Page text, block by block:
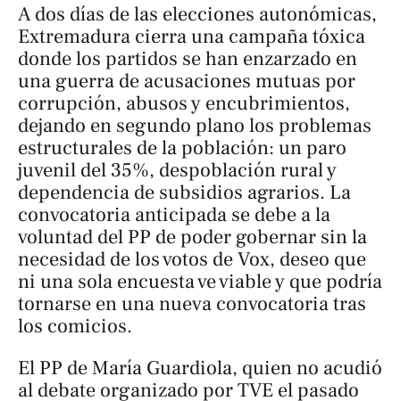
A dos días de las elecciones autonómicas,
Extremadura cierra una campaña tóxica
donde los partidos se han enzarzado en
una guerra de acusaciones mutuas por
corrupción, abusos y encubrimientos,
dejando en segundo plano los problemas
estructurales de la población: un paro
juvenil del 35%, despoblación rural y
dependencia de subsidios agrarios. La
convocatoria anticipada se debe a la
voluntad del PP de poder gobernar sin la
necesidad de los votos de Vox, deseo que
ni una sola encuesta ve viable y que podría
tornarse en una nueva convocatoria tras
los comicios.
El PP de María Guardiola, quien no acudió
al debate organizado por TVE el pasado